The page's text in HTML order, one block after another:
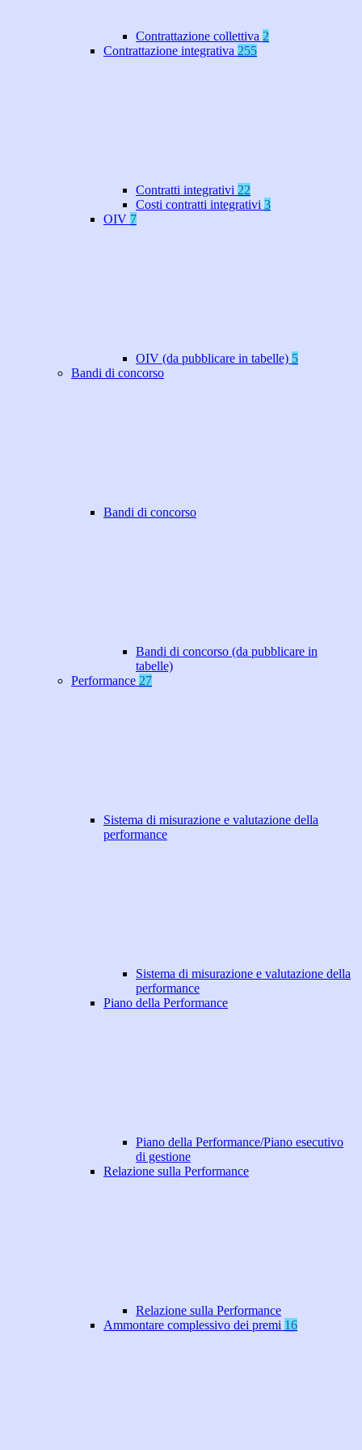
Contrattazione collettiva 2
Contrattazione integrativa 255
Contratti integrativi 22
Costi contratti integrativi 3
OIV 7
OIV (da pubblicare in tabelle) 5
Bandi di concorso
Bandi di concorso
Bandi di concorso (da pubblicare in
tabelle)
Performance 27
Sistema di misurazione e valutazione della
performance
Sistema di misurazione e valutazione della
performance
Piano della Performance
Piano della Performance/Piano esecutivo
di gestione
Relazione sulla Performance
Relazione sulla Performance
Ammontare complessivo dei premi 16